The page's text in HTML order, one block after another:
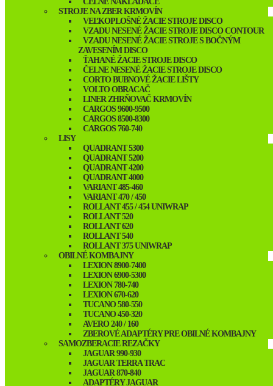
STROJE NA ZBER KRMOVÍN
VEĽKOPLOŠNÉ ŽACIE STROJE DISCO
VZADU NESENÉ ŽACIE STROJE DISCO CONTOUR
VZADU NESENÉ ŽACIE STROJE S BOČNÝM
ZAVESENÍM DISCO
ŤAHANÉ ŽACIE STROJE DISCO
ČELNE NESENÉ ŽACIE STROJE DISCO
CORTO BUBNOVÉ ŽACIE LIŠTY
VOLTO OBRACAČ
LINER ZHRŇOVAČ KRMOVÍN
CARGOS 9600-9500
CARGOS 8500-8300
CARGOS 760-740
LISY
QUADRANT 5300
QUADRANT 5200
QUADRANT 4200
QUADRANT 4000
VARIANT 485-460
VARIANT 470 / 450
ROLLANT 455 / 454 UNIWRAP
ROLLANT 520
ROLLANT 620
ROLLANT 540
ROLLANT 375 UNIWRAP
OBILNÉ KOMBAJNY
LEXION 8900-7400
LEXION 6900-5300
LEXION 780-740
LEXION 670-620
TUCANO 580-550
TUCANO 450-320
AVERO 240 / 160
ZBEROVÉ ADAPTÉRY PRE OBILNÉ KOMBAJNY
SAMOZBERACIE REZAČKY
JAGUAR 990-930
JAGUAR TERRA TRAC
JAGUAR 870-840
ADAPTÉRY JAGUAR